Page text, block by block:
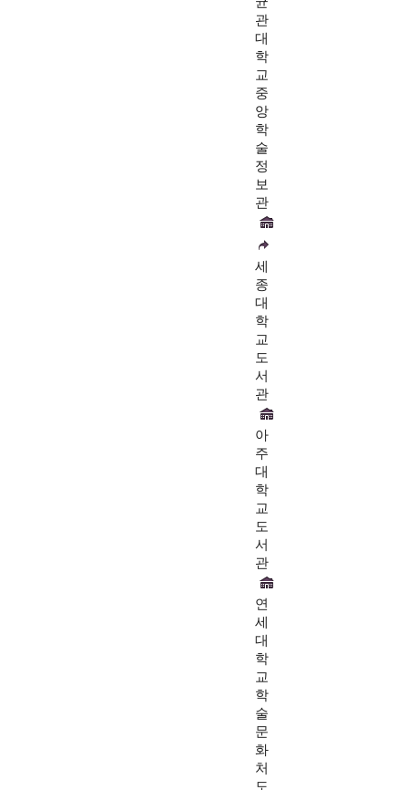
관
대
학
교
중
앙
학
술
정
보
관
세
종
대
학
교
도
서
관
아
주
대
학
교
도
서
관
연
세
대
학
교
학
술
문
화
처
도